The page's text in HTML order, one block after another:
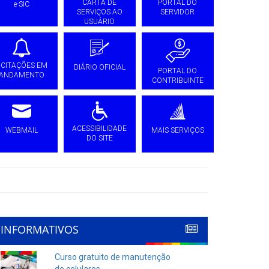
e-SIC
CARTA DE
SERVIÇOS AO
USUÁRIO
PORTAL DO
SERVIDOR
EM
DIÁRIO OFICIAL
PORTAL DO
CONTRIBUINTE
WEBMAIL
ACESSIBILIDADE
DO SITE
MAIS SERVIÇOS
INFORMATIVOS
Curso gratuito de manutenção